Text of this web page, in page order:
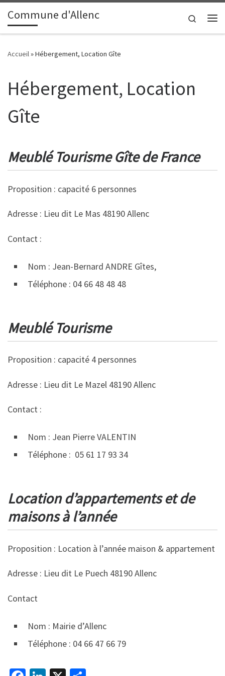
principalPasser au contenu
Commune d'Allenc
Search
Accueil»Hébergement, Location Gîte
Hébergement, Location
Gîte
Meublé Tourisme Gîte de France
Proposition : capacité 6 personnes
Adresse : Lieu dit Le Mas 48190 Allenc
Contact :
Nom : Jean-Bernard ANDRE Gîtes,
Téléphone : 04 66 48 48 48
Meublé Tourisme
Proposition : capacité 4 personnes
Adresse : Lieu dit Le Mazel 48190 Allenc
Contact :
Nom : Jean Pierre VALENTIN
Téléphone : 05 61 17 93 34
Location d’appartements et de
maisons à l’année
Proposition : Location à l’année maison & appartement
Adresse : Lieu dit Le Puech 48190 Allenc
Contact
Nom : Mairie d’Allenc
Téléphone : 04 66 47 66 79